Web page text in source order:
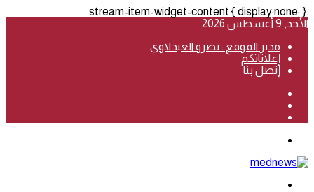
.stream-item-widget-content { display:none; }
الأحد, 9 أغسطس 2026
مدير الموقع : نصرو العبدلاوي
إعلاناتكم
إتصل بنا